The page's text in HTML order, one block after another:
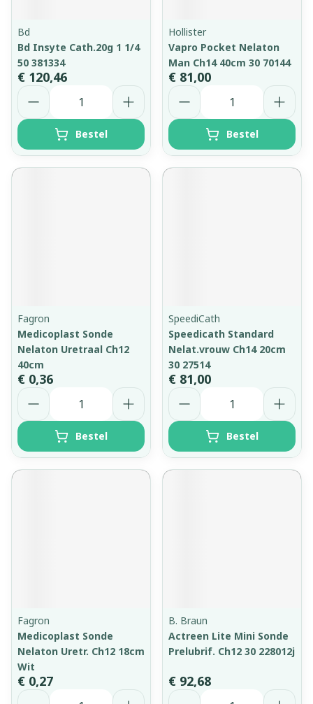
Bd
Bd Insyte Cath.20g 1 1/4
50 381334
€ 120,46
Aantal
Bestel
Hollister
Vapro Pocket Nelaton
Man Ch14 40cm 30 70144
€ 81,00
Aantal
Bestel
Fagron
Medicoplast Sonde
Nelaton Uretraal Ch12
40cm
€ 0,36
Aantal
Bestel
SpeediCath
Speedicath Standard
Nelat.vrouw Ch14 20cm
30 27514
€ 81,00
Aantal
Bestel
Fagron
Medicoplast Sonde
Nelaton Uretr. Ch12 18cm
Wit
€ 0,27
Aantal
B. Braun
Actreen Lite Mini Sonde
Prelubrif. Ch12 30 228012j
€ 92,68
Aantal